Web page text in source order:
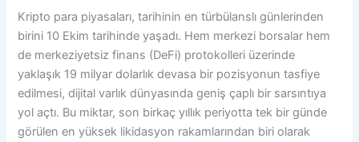
Kripto para piyasaları, tarihinin en türbülanslı günlerinden
birini 10 Ekim tarihinde yaşadı. Hem merkezi borsalar hem
de merkeziyetsiz finans (DeFi) protokolleri üzerinde
yaklaşık 19 milyar dolarlık devasa bir pozisyonun tasfiye
edilmesi, dijital varlık dünyasında geniş çaplı bir sarsıntıya
yol açtı. Bu miktar, son birkaç yıllık periyotta tek bir günde
görülen en yüksek likidasyon rakamlarından biri olarak